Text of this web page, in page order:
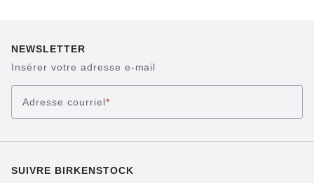
NEWSLETTER
Insérer votre adresse e-mail
Adresse courriel*
SUIVRE BIRKENSTOCK